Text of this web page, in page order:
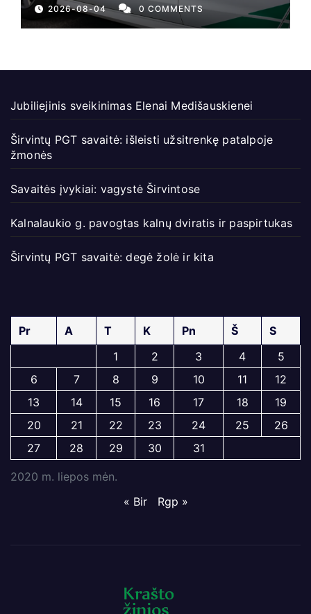
2026-08-04 0 COMMENTS
Jubiliejinis sveikinimas Elenai Medišauskienei
Širvintų PGT savaitė: išleisti užsitrenkę patalpoje
žmonės
Savaitės įvykiai: vagystė Širvintose
Kalnalaukio g. pavogtas kalnų dviratis ir paspirtukas
Širvintų PGT savaitė: degė žolė ir kita
2020 m. liepos mėn.
Pr A T K Pn Š
S
1
2 3 4
5
6
7 8 9 10 11
12
13
14 15 16 17 18
19
20
21 22 23 24 25
26
27
28 29 30 31
« Bir Rgp »